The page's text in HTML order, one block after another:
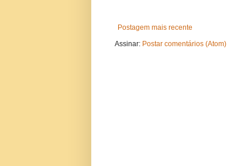
Postagem mais recente
Assinar: Postar comentários (Atom)